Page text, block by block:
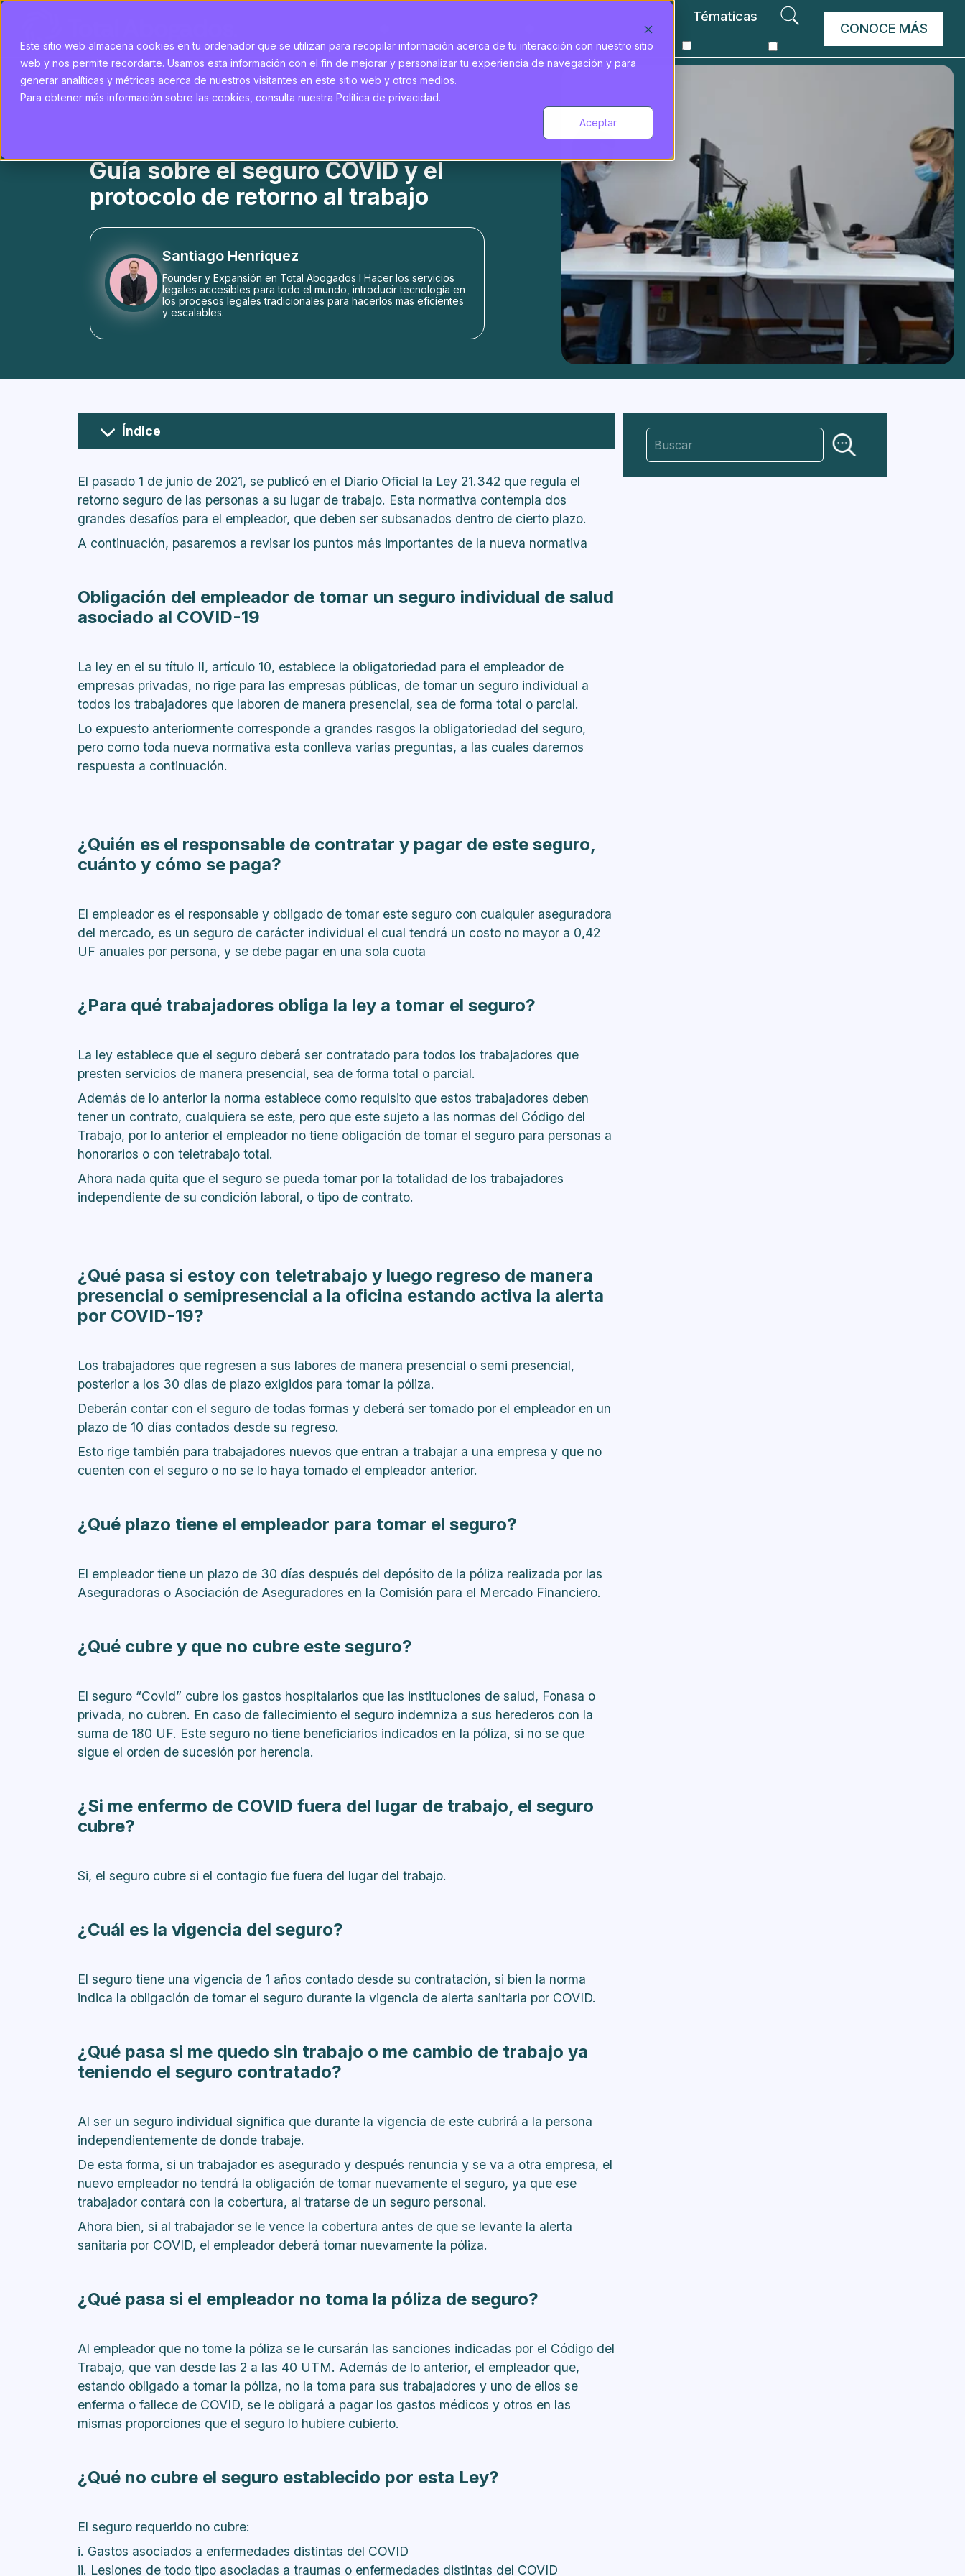
Este sitio web almacena cookies en tu ordenador que se utilizan para recopilar información acerca de tu interacción con nuestro sitio
web y nos permite recordarte. Usamos esta información con el fin de mejorar y personalizar tu experiencia de navegación y para
generar analíticas y métricas acerca de nuestros visitantes en este sitio web y otros medios.
Para obtener más información sobre las cookies, consulta nuestra Política de privacidad.
Aceptar
Tématicas
CONOCE MÁS
Guía sobre el seguro COVID y el
protocolo de retorno al trabajo
Santiago Henriquez
Founder y Expansión en Total Abogados l Hacer los servicios
legales accesibles para todo el mundo, introducir tecnología en
los procesos legales tradicionales para hacerlos mas eficientes
y escalables.
Índice
Obligación del empleador de tomar un seguro individual de salud asociado al
¿Quién es el responsable de contratar y pagar de este seguro, cuánto y cómo
se paga?
¿Para qué trabajadores obliga la ley a tomar el seguro?
¿Qué pasa si estoy con teletrabajo y luego regreso de manera presencial o
¿Qué cubre y que no cubre este seguro?
¿Si me enfermo de COVID fuera del lugar de trabajo, el seguro cubre?
seguro contratado?
¿Qué pasa si el empleador no toma la póliza de seguro?
¿Qué no cubre el seguro establecido por esta Ley?
Protocolo de seguridad sanitaria laboral COVID-19
El pasado 1 de junio de 2021, se publicó en el Diario Oficial la Ley 21.342 que regula el
retorno seguro de las personas a su lugar de trabajo. Esta normativa contempla dos
grandes desafíos para el empleador, que deben ser subsanados dentro de cierto plazo.
A continuación, pasaremos a revisar los puntos más importantes de la nueva normativa
Obligación del empleador de tomar un seguro individual de salud
asociado al COVID-19
La ley en el su título II, artículo 10, establece la obligatoriedad para el empleador de
empresas privadas, no rige para las empresas públicas, de tomar un seguro individual a
todos los trabajadores que laboren de manera presencial, sea de forma total o parcial.
Lo expuesto anteriormente corresponde a grandes rasgos la obligatoriedad del seguro,
pero como toda nueva normativa esta conlleva varias preguntas, a las cuales daremos
respuesta a continuación.
¿Quién es el responsable de contratar y pagar de este seguro,
cuánto y cómo se paga?
El empleador es el responsable y obligado de tomar este seguro con cualquier aseguradora
del mercado, es un seguro de carácter individual el cual tendrá un costo no mayor a 0,42
UF anuales por persona, y se debe pagar en una sola cuota
¿Para qué trabajadores obliga la ley a tomar el seguro?
La ley establece que el seguro deberá ser contratado para todos los trabajadores que
presten servicios de manera presencial, sea de forma total o parcial.
Además de lo anterior la norma establece como requisito que estos trabajadores deben
tener un contrato, cualquiera se este, pero que este sujeto a las normas del Código del
Trabajo, por lo anterior el empleador no tiene obligación de tomar el seguro para personas a
honorarios o con teletrabajo total.
Ahora nada quita que el seguro se pueda tomar por la totalidad de los trabajadores
independiente de su condición laboral, o tipo de contrato.
¿Qué pasa si estoy con teletrabajo y luego regreso de manera
presencial o semipresencial a la oficina estando activa la alerta
por COVID-19?
Los trabajadores que regresen a sus labores de manera presencial o semi presencial,
posterior a los 30 días de plazo exigidos para tomar la póliza.
Deberán contar con el seguro de todas formas y deberá ser tomado por el empleador en un
plazo de 10 días contados desde su regreso.
Esto rige también para trabajadores nuevos que entran a trabajar a una empresa y que no
cuenten con el seguro o no se lo haya tomado el empleador anterior.
¿Qué plazo tiene el empleador para tomar el seguro?
El empleador tiene un plazo de 30 días después del depósito de la póliza realizada por las
Aseguradoras o Asociación de Aseguradores en la Comisión para el Mercado Financiero.
¿Qué cubre y que no cubre este seguro?
El seguro “Covid” cubre los gastos hospitalarios que las instituciones de salud, Fonasa o
privada, no cubren. En caso de fallecimiento el seguro indemniza a sus herederos con la
suma de 180 UF. Este seguro no tiene beneficiarios indicados en la póliza, si no se que
sigue el orden de sucesión por herencia.
¿Si me enfermo de COVID fuera del lugar de trabajo, el seguro
cubre?
Si, el seguro cubre si el contagio fue fuera del lugar del trabajo.
¿Cuál es la vigencia del seguro?
El seguro tiene una vigencia de 1 años contado desde su contratación, si bien la norma
indica la obligación de tomar el seguro durante la vigencia de alerta sanitaria por COVID.
¿Qué pasa si me quedo sin trabajo o me cambio de trabajo ya
teniendo el seguro contratado?
Al ser un seguro individual significa que durante la vigencia de este cubrirá a la persona
independientemente de donde trabaje.
De esta forma, si un trabajador es asegurado y después renuncia y se va a otra empresa, el
nuevo empleador no tendrá la obligación de tomar nuevamente el seguro, ya que ese
trabajador contará con la cobertura, al tratarse de un seguro personal.
Ahora bien, si al trabajador se le vence la cobertura antes de que se levante la alerta
sanitaria por COVID, el empleador deberá tomar nuevamente la póliza.
¿Qué pasa si el empleador no toma la póliza de seguro?
Al empleador que no tome la póliza se le cursarán las sanciones indicadas por el Código del
Trabajo, que van desde las 2 a las 40 UTM. Además de lo anterior, el empleador que,
estando obligado a tomar la póliza, no la toma para sus trabajadores y uno de ellos se
enferma o fallece de COVID, se le obligará a pagar los gastos médicos y otros en las
mismas proporciones que el seguro lo hubiere cubierto.
¿Qué no cubre el seguro establecido por esta Ley?
El seguro requerido no cubre:
i. Gastos asociados a enfermedades distintas del COVID
ii. Lesiones de todo tipo asociadas a traumas o enfermedades distintas del COVID